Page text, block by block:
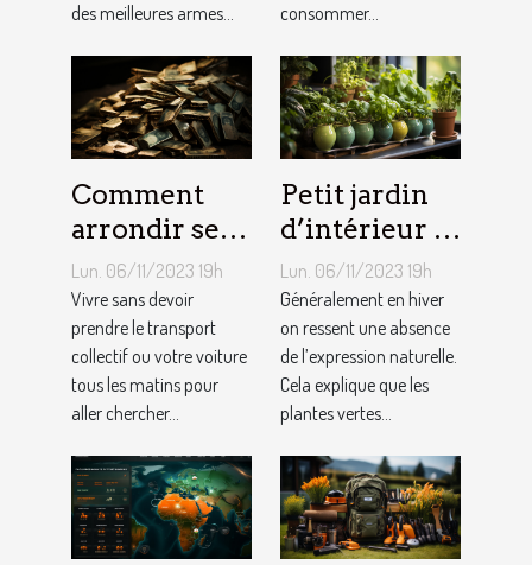
des meilleures armes...
consommer...
Comment
arrondir ses
fins du mois
avec
l’internet ?
Lun. 06/11/2023 19h
Vivre sans devoir
prendre le transport
collectif ou votre voiture
tous les matins pour
aller chercher...
Petit jardin
d’intérieur :
comment en
créer chez
soi ?
Lun. 06/11/2023 19h
Généralement en hiver
on ressent une absence
de l’expression naturelle.
Cela explique que les
plantes vertes...